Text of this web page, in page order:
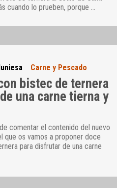
cuando lo prueben, porque
Carne y Pescado
bistec de ternera
una carne tierna y
comentar el contenido del nuevo
que os vamos a proponer doce
para disfrutar de una carne